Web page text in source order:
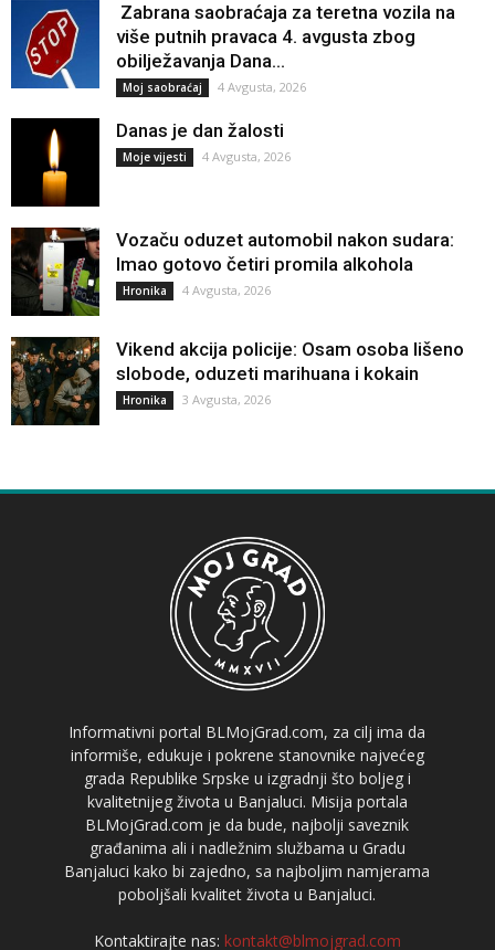
Zabrana saobraćaja za teretna vozila na
više putnih pravaca 4. avgusta zbog
obilježavanja Dana...
Moj saobraćaj 4 Avgusta, 2026
Danas je dan žalosti
Moje vijesti 4 Avgusta, 2026
Vozaču oduzet automobil nakon sudara:
Imao gotovo četiri promila alkohola
Hronika 4 Avgusta, 2026
Vikend akcija policije: Osam osoba lišeno
slobode, oduzeti marihuana i kokain
Hronika 3 Avgusta, 2026
Informativni portal BLMojGrad.com, za cilj ima da
informiše, edukuje i pokrene stanovnike najvećeg
grada Republike Srpske u izgradnji što boljeg i
kvalitetnijeg života u Banjaluci. Misija portala
BLMojGrad.com je da bude, najbolji saveznik
građanima ali i nadležnim službama u Gradu
Banjaluci kako bi zajedno, sa najboljim namjerama
poboljšali kvalitet života u Banjaluci.
Kontaktirajte nas: kontakt@blmojgrad.com